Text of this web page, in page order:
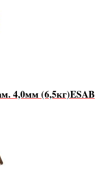
4,0мм (6,5кг)ESAB